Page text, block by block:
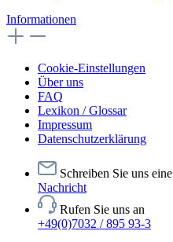
Informationen
Cookie-Einstellungen
Über uns
FAQ
Lexikon / Glossar
Impressum
Datenschutzerklärung
Schreiben Sie uns eine
Nachricht
Rufen Sie uns an
+49(0)7032 / 895 93-3